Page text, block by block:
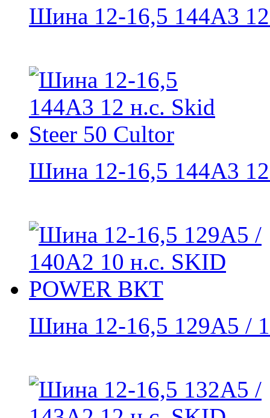
Шина 12-16,5 144A3
Шина 12-16,5 144A3
Шина 12-16,5 129A5 /